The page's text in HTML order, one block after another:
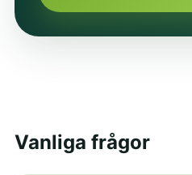
Vanliga frågor